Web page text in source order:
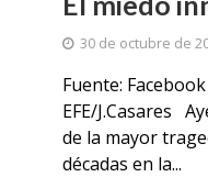
30 de octubre de
Fuente:
EFE/J.Casares
de la mayor
décadas en la...